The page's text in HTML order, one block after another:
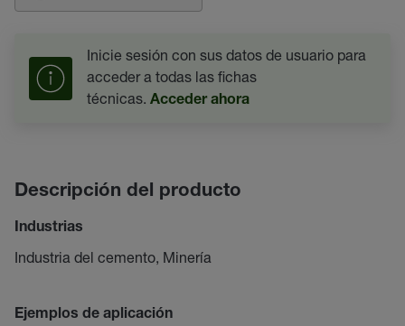
Inicie sesión con sus datos de usuario para
acceder a todas las fichas
técnicas. Acceder ahora
Descripción del producto
Industrias
Industria del cemento, Minería
Ejemplos de aplicación